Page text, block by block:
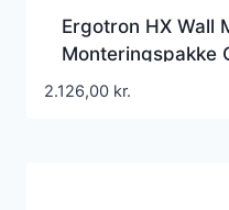
Ergotron HX Wall
Monteringspakke
2.126,00 kr.